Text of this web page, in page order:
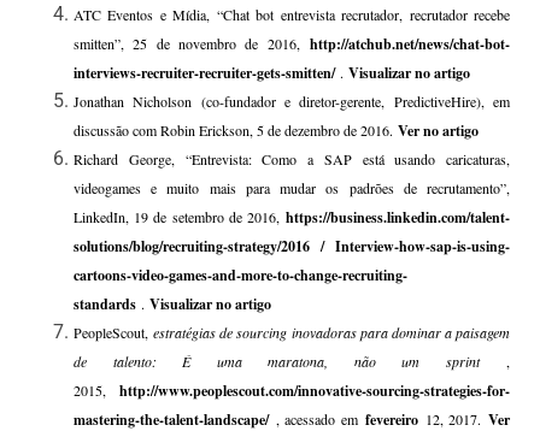
ATC Eventos e Mídia, “Chat bot entrevista recrutador, recrutador recebe
smitten”, 25 de novembro de 2016, http://atchub.net/news/chat-bot-
interviews-recruiter-recruiter-gets-smitten/. Visualizar no artigo
Jonathan Nicholson (co-fundador e diretor-gerente, PredictiveHire), em
discussão com Robin Erickson, 5 de dezembro de 2016. Ver no artigo
Richard George, “Entrevista: Como a SAP está usando caricaturas,
videogames e muito mais para mudar os padrões de recrutamento”,
LinkedIn, 19 de setembro de 2016, https://business.linkedin.com/talent-
solutions/blog/recruiting-strategy/2016 / Interview-how-sap-is-using-
cartoons-video-games-and-more-to-change-recruiting-
standards . Visualizar no artigo
PeopleScout,estratégias de sourcing inovadoras para dominar a paisagem
de talento: É uma maratona, não um sprint,
2015, http://www.peoplescout.com/innovative-sourcing-strategies-for-
mastering-the-talent-landscape/, acessado em fevereiro12, 2017.Ver